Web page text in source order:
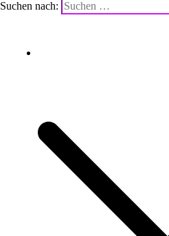
Suchen nach: